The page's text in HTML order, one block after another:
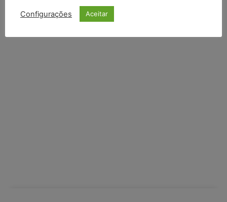
Configurações Aceitar